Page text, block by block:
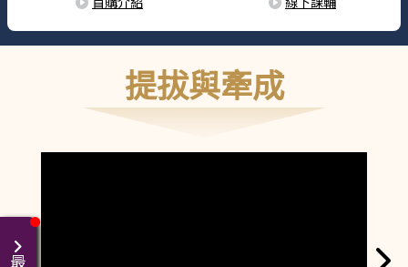
提拔與牽成